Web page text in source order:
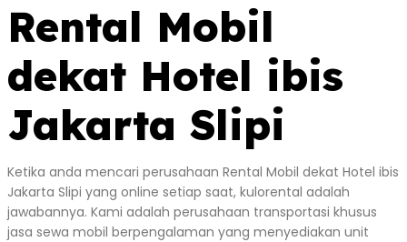
Rental Mobil
dekat Hotel ibis
Jakarta Slipi
Ketika anda mencari perusahaan Rental Mobil dekat Hotel ibis
Jakarta Slipi yang online setiap saat, kulorental adalah
jawabannya. Kami adalah perusahaan transportasi khusus
jasa sewa mobil berpengalaman yang menyediakan unit